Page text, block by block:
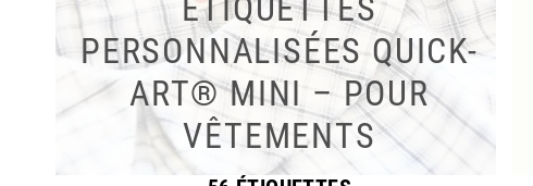
ÉTIQUETTES
PERSONNALISÉES QUICK-
ART® MINI – POUR
VÊTEMENTS